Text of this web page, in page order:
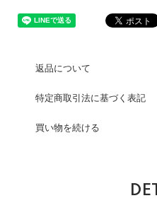
返品について
特定商取引法に基づく表記
買い物を続ける